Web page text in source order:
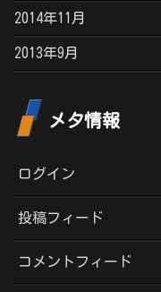
2014年11月
2013年9月
メタ情報
ログイン
投稿フィード
コメントフィード